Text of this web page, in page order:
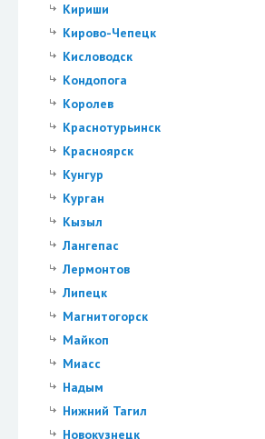
Кириши
Кирово-Чепецк
Кисловодск
Кондопога
Королев
Краснотурьинск
Красноярск
Кунгур
Курган
Кызыл
Лангепас
Лермонтов
Липецк
Магнитогорск
Майкоп
Миасс
Надым
Нижний Тагил
Новокузнецк